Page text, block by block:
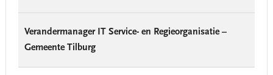
Verandermanager IT Service- en Regieorganisatie –
Gemeente Tilburg